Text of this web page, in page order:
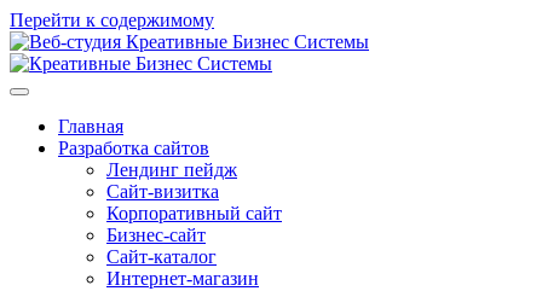
Перейти к содержимому
Главная
Разработка сайтов
Лендинг пейдж
Сайт-визитка
Корпоративный сайт
Бизнес-сайт
Сайт-каталог
Интернет-магазин